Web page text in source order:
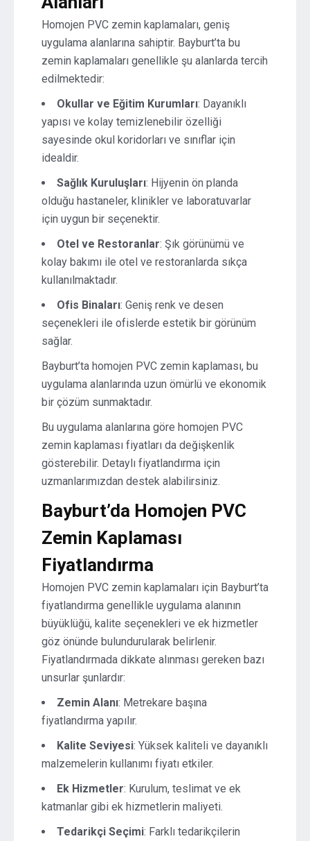
Homojen PVC zemin kaplamaları, geniş
uygulama alanlarına sahiptir. Bayburt’ta bu
zemin kaplamaları genellikle şu alanlarda tercih
edilmektedir:
Okullar ve Eğitim Kurumları: Dayanıklı
yapısı ve kolay temizlenebilir özelliği
sayesinde okul koridorları ve sınıflar için
idealdir.
Sağlık Kuruluşları: Hijyenin ön planda
olduğu hastaneler, klinikler ve laboratuvarlar
için uygun bir seçenektir.
Otel ve Restoranlar: Şık görünümü ve
kolay bakımı ile otel ve restoranlarda sıkça
kullanılmaktadır.
Ofis Binaları: Geniş renk ve desen
seçenekleri ile ofislerde estetik bir görünüm
sağlar.
Bayburt’ta homojen PVC zemin kaplaması, bu
uygulama alanlarında uzun ömürlü ve ekonomik
bir çözüm sunmaktadır.
Bu uygulama alanlarına göre homojen PVC
zemin kaplaması fiyatları da değişkenlik
gösterebilir. Detaylı fiyatlandırma için
uzmanlarımızdan destek alabilirsiniz.
Bayburt’da Homojen PVC
Zemin Kaplaması
Fiyatlandırma
Homojen PVC zemin kaplamaları için Bayburt’ta
fiyatlandırma genellikle uygulama alanının
büyüklüğü, kalite seçenekleri ve ek hizmetler
göz önünde bulundurularak belirlenir.
Fiyatlandırmada dikkate alınması gereken bazı
unsurlar şunlardır:
Zemin Alanı: Metrekare başına
fiyatlandırma yapılır.
Kalite Seviyesi: Yüksek kaliteli ve dayanıklı
malzemelerin kullanımı fiyatı etkiler.
Ek Hizmetler: Kurulum, teslimat ve ek
katmanlar gibi ek hizmetlerin maliyeti.
Tedarikçi Seçimi: Farklı tedarikçilerin